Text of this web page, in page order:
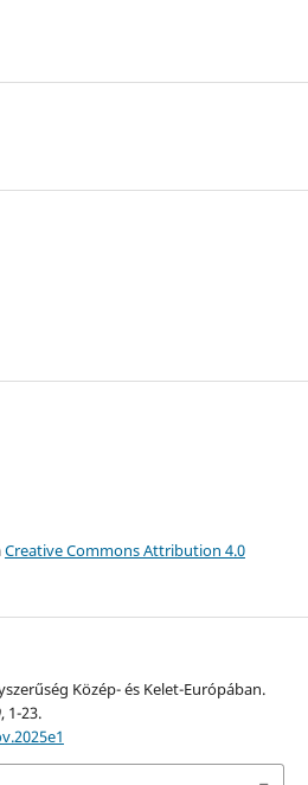
Creative Commons Attribution 4.0
Közép- és Kelet-Európában.
, 1-23.